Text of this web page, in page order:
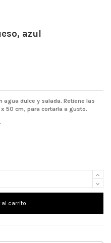
azul
agua dulce y salada. Retiene las
50 cm, para cortarla a gusto.
al carrito